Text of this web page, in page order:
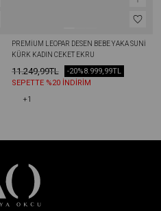
PREMIUM LEOPAR DESEN BEBE YAKA SUNI
KÜRK KADIN CEKET EKRU
11.249,99TL 8.999,99TL
-20%
SEPETTE %20 İNDİRİM
+1